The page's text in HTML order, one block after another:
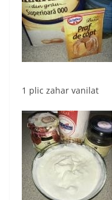
1 plic zahar vanilat